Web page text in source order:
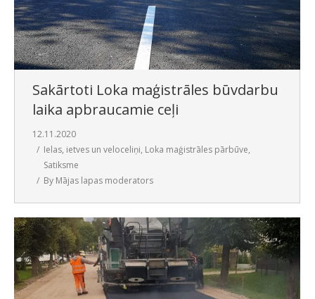
Sakārtoti Loka maģistrāles būvdarbu
laika apbraucamie ceļi
12.11.2020
Ielas, ietves un veloceliņi, Loka maģistrāles pārbūve,
Satiksme
By Mājas lapas moderators